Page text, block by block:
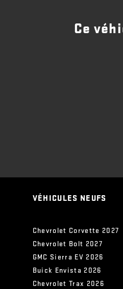
Ce
VÉHICULES NEUFS
Chevrolet Corvette 2027
Chevrolet Bolt 2027
GMC Sierra EV 2026
Buick Envista 2026
Chevrolet Trax 2026